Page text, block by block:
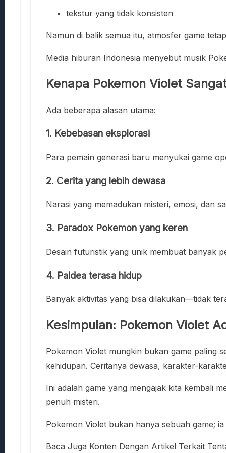
tekstur yang tidak konsisten
Namun di balik semua itu, atmosfer game
Media hiburan Indonesia menyebut musik
Kenapa Pokemon Violet
Ada beberapa alasan utama:
1. Kebebasan eksplorasi
Para pemain generasi baru menyukai game
2. Cerita yang lebih dewasa
Narasi yang memadukan misteri, emosi, dan
3. Paradox Pokemon yang keren
Desain futuristik yang unik membuat banyak
4. Paldea terasa hidup
Banyak aktivitas yang bisa dilakukan—tidak
Kesimpulan: Pokemon Violet
Pokemon Violet mungkin bukan game paling
kehidupan. Ceritanya dewasa, karakter-
Ini adalah game yang mengajak kita kembali
penuh misteri.
Pokemon Violet bukan hanya sebuah game;
Baca Juga Konten Dengan Artikel Terkait